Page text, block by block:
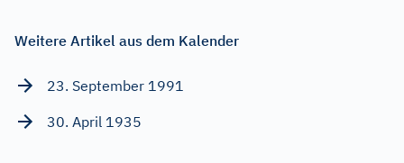
Weitere Artikel aus dem Kalender
23. September 1991
30. April 1935